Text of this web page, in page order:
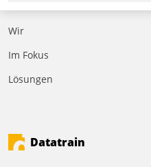
Wir
Im Fokus
Lösungen
Datatrain